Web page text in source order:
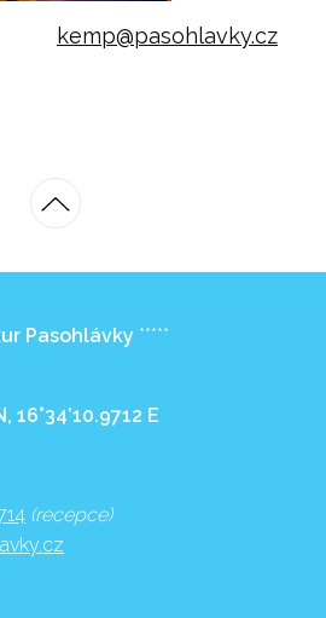
kemp@pasohlavky.cz
Pasohlávky *****
16°34’10.9712 E
(recepce)